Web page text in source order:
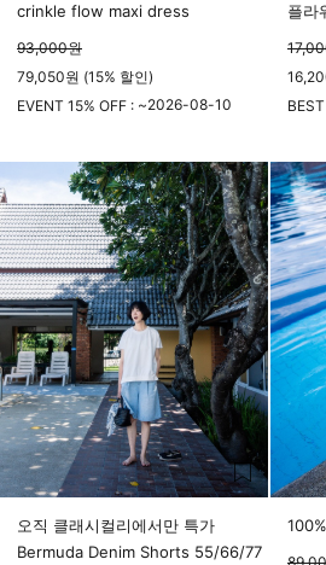
crinkle flow maxi dress
93,000원
79,050원 (15% 할인)
EVENT 15% OFF : ~2026-08-10
플라
오직 클래시컬리에서만 특가
Bermuda Denim Shorts 55/66/77